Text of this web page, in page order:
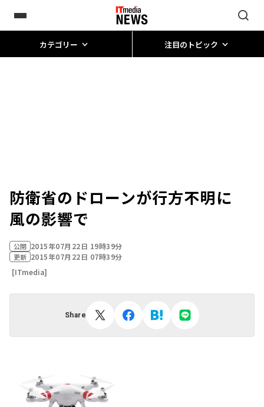
カテゴリー 注目のトピック
防衛省のドローンが行方不明に
風の影響で
公開 2015年07月22日 19時39分
更新 2015年07月22日 07時39分
[ITmedia]
Share